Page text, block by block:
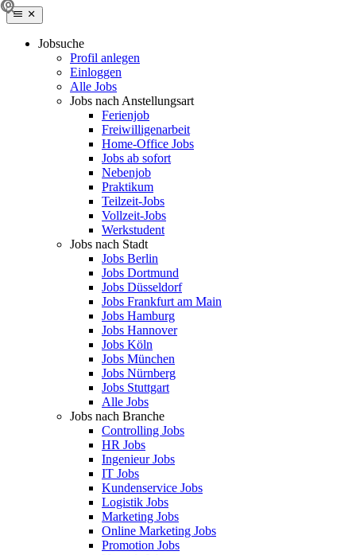
Jobsuche
Profil anlegen
Einloggen
Alle Jobs
Jobs nach Anstellungsart
Ferienjob
Freiwilligenarbeit
Home-Office Jobs
Jobs ab sofort
Nebenjob
Praktikum
Teilzeit-Jobs
Vollzeit-Jobs
Werkstudent
Jobs nach Stadt
Jobs Berlin
Jobs Dortmund
Jobs Düsseldorf
Jobs Frankfurt am Main
Jobs Hamburg
Jobs Hannover
Jobs Köln
Jobs München
Jobs Nürnberg
Jobs Stuttgart
Alle Jobs
Jobs nach Branche
Controlling Jobs
HR Jobs
Ingenieur Jobs
IT Jobs
Kundenservice Jobs
Logistik Jobs
Marketing Jobs
Online Marketing Jobs
Promotion Jobs